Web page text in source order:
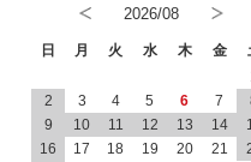
2026/08
日 月 火 水 木 金
2
3 4 5 6 7
9
10 11 12 13 14
16
17 18 19 20 21